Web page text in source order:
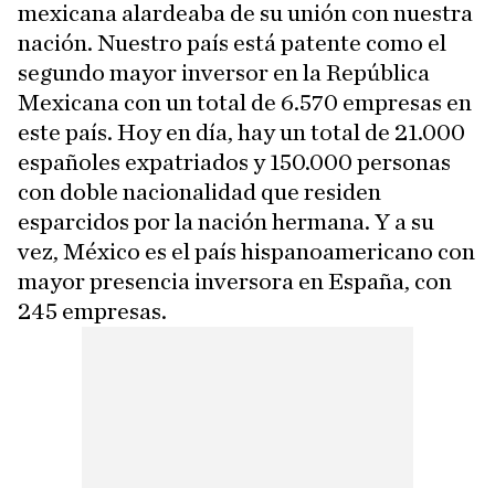
mexicana alardeaba de su unión con nuestra
nación. Nuestro país está patente como el
segundo mayor inversor en la República
Mexicana con un total de 6.570 empresas en
este país. Hoy en día, hay un total de 21.000
españoles expatriados y 150.000 personas
con doble nacionalidad que residen
esparcidos por la nación hermana. Y a su
vez, México es el país hispanoamericano con
mayor presencia inversora en España, con
245 empresas.